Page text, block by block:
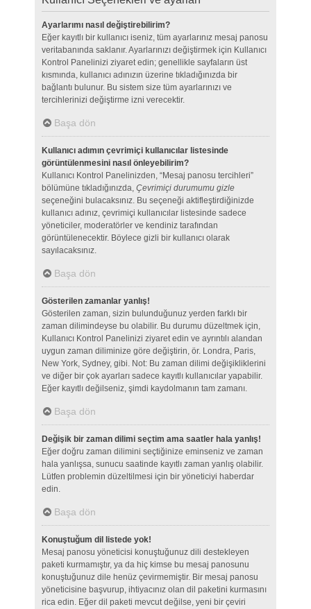
Ayarlarımı nasıl değiştirebilirim?
Eğer kayıtlı bir kullanıcı iseniz, tüm ayarlarınız mesaj panosu
veritabanında saklanır. Ayarlarınızı değiştirmek için Kullanıcı
Kontrol Panelinizi ziyaret edin; genellikle sayfaların üst
kısmında, kullanıcı adınızın üzerine tıkladığınızda bir
bağlantı bulunur. Bu sistem size tüm ayarlarınızı ve
tercihlerinizi değiştirme izni verecektir.
Başa dön
Kullanıcı adımın çevrimiçi kullanıcılar listesinde
görüntülenmesini nasıl önleyebilirim?
Kullanıcı Kontrol Panelinizden, “Mesaj panosu tercihleri”
bölümüne tıkladığınızda, Çevrimiçi durumumu gizle
seçeneğini bulacaksınız. Bu seçeneği aktifleştirdiğinizde
kullanıcı adınız, çevrimiçi kullanıcılar listesinde sadece
yöneticiler, moderatörler ve kendiniz tarafından
görüntülenecektir. Böylece gizli bir kullanıcı olarak
sayılacaksınız.
Başa dön
Gösterilen zamanlar yanlış!
Gösterilen zaman, sizin bulunduğunuz yerden farklı bir
zaman dilimindeyse bu olabilir. Bu durumu düzeltmek için,
Kullanıcı Kontrol Panelinizi ziyaret edin ve ayrıntılı alandan
uygun zaman diliminize göre değiştirin, ör. Londra, Paris,
New York, Sydney, gibi. Not: Bu zaman dilimi değişikliklerini
ve diğer bir çok ayarları sadece kayıtlı kullanıcılar yapabilir.
Eğer kayıtlı değilseniz, şimdi kaydolmanın tam zamanı.
Başa dön
Değişik bir zaman dilimi seçtim ama saatler hala yanlış!
Eğer doğru zaman dilimini seçtiğinize eminseniz ve zaman
hala yanlışsa, sunucu saatinde kayıtlı zaman yanlış olabilir.
Lütfen problemin düzeltilmesi için bir yöneticiyi haberdar
edin.
Başa dön
Konuştuğum dil listede yok!
Mesaj panosu yöneticisi konuştuğunuz dili destekleyen
paketi kurmamıştır, ya da hiç kimse bu mesaj panosunu
konuştuğunuz dile henüz çevirmemiştir. Bir mesaj panosu
yöneticisine başvurup, ihtiyacınız olan dil paketini kurmasını
rica edin. Eğer dil paketi mevcut değilse, yeni bir çeviri